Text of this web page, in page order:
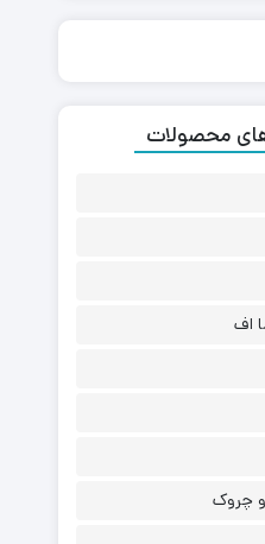
محصولات
اف
چروک